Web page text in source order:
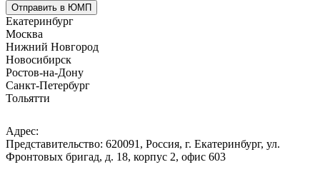
Отправить в ЮМП
Екатеринбург
Москва
Нижний Новгород
Новосибирск
Ростов-на-Дону
Санкт-Петербург
Тольятти
Адрес:
Представительство: 620091, Россия, г. Екатеринбург, ул.
Фронтовых бригад, д. 18, корпус 2, офис 603